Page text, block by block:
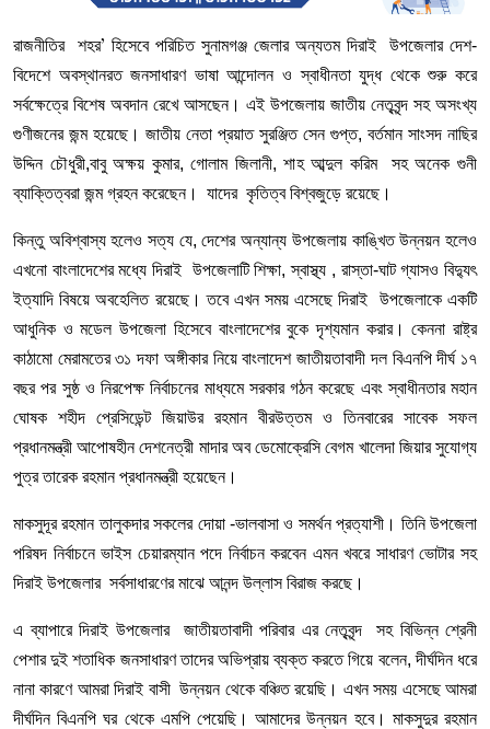
রাজনীতির শহর’ হিসেবে পরিচিত সুনামগঞ্জ জেলার অন্যতম দিরাই উপজেলার দেশ-
বিদেশে অবস্থানরত জনসাধারণ ভাষা আন্দোলন ও স্বাধীনতা যুদ্ধ থেকে শুরু করে
সর্বক্ষেত্রে বিশেষ অবদান রেখে আসছেন। এই উপজেলায় জাতীয় নেতৃবৃন্দ সহ অসংখ্য
গুণীজনের জন্ম হয়েছে। জাতীয় নেতা প্রয়াত সুরঞ্জিত সেন গুপ্ত, বর্তমান সাংসদ নাছির
উদ্দিন চৌধুরী,বাবু অক্ষয় কুমার, গোলাম জিলানী, শাহ আব্দুল করিম সহ অনেক গুনী
ব্যাক্তিত্বরা জন্ম গ্রহন করেছেন। যাদের কৃতিত্ব বিশ্বজুড়ে রয়েছে।
কিন্তু অবিশ্বাস্য হলেও সত্য যে, দেশের অন্যান্য উপজেলায় কাঙ্খিত উন্নয়ন হলেও
এখনো বাংলাদেশের মধ্যে দিরাই উপজেলাটি শিক্ষা, স্বাস্থ্য , রাস্তা-ঘাট গ্যাসও বিদ্যুৎ
ইত্যাদি বিষয়ে অবহেলিত রয়েছে। তবে এখন সময় এসেছে দিরাই উপজেলাকে একটি
আধুনিক ও মডেল উপজেলা হিসেবে বাংলাদেশের বুকে দৃশ্যমান করার। কেননা রাষ্ট্র
কাঠামো মেরামতের ৩১ দফা অঙ্গীকার নিয়ে বাংলাদেশ জাতীয়তাবাদী দল বিএনপি দীর্ঘ ১৭
বছর পর সুষ্ঠ ও নিরপেক্ষ নির্বাচনের মাধ্যমে সরকার গঠন করেছে এবং স্বাধীনতার মহান
ঘোষক শহীদ প্রেসিডেন্ট জিয়াউর রহমান বীরউত্তম ও তিনবারের সাবেক সফল
প্রধানমন্ত্রী আপোষহীন দেশনেত্রী মাদার অব ডেমোক্রেসি বেগম খালেদা জিয়ার সুযোগ্য
পুত্র তারেক রহমান প্রধানমন্ত্রী হয়েছেন।
মাকসুদূর রহমান তালুকদার সকলের দোয়া -ভালবাসা ও সমর্থন প্রত্যাশী। তিনি উপজেলা
পরিষদ নির্বাচনে ভাইস চেয়ারম্যান পদে নির্বাচন করবেন এমন খবরে সাধারণ ভোটার সহ
দিরাই উপজেলার সর্বসাধারণের মাঝে আনন্দ উল্লাস বিরাজ করছে।
এ ব্যাপারে দিরাই উপজেলার জাতীয়তাবাদী পরিবার এর নেতৃবৃন্দ সহ বিভিন্ন শ্রেনী
পেশার দুই শতাধিক জনসাধারণ তাদের অভিপ্রায় ব্যক্ত করতে গিয়ে বলেন, দীর্ঘদিন ধরে
নানা কারণে আমরা দিরাই বাসী উন্নয়ন থেকে বঞ্চিত রয়েছি। এখন সময় এসেছে আমরা
দীর্ঘদিন বিএনপি ঘর থেকে এমপি পেয়েছি। আমাদের উন্নয়ন হবে। মাকসুদুর রহমান